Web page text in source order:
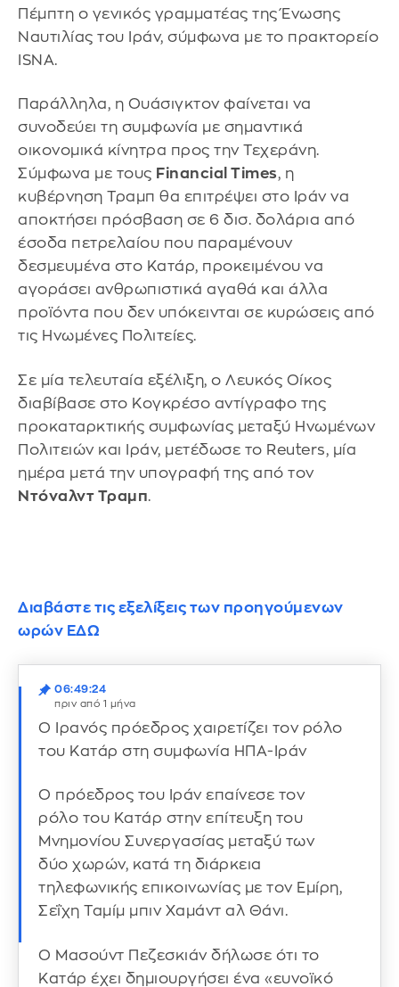
Πέμπτη ο γενικός γραμματέας της Ένωσης
Ναυτιλίας του Ιράν, σύμφωνα με το πρακτορείο
ISNA.
Παράλληλα, η Ουάσιγκτον φαίνεται να
συνοδεύει τη συμφωνία με σημαντικά
οικονομικά κίνητρα προς την Τεχεράνη.
Σύμφωνα με τους Financial Times, η
κυβέρνηση Τραμπ θα επιτρέψει στο Ιράν να
αποκτήσει πρόσβαση σε 6 δισ. δολάρια από
έσοδα πετρελαίου που παραμένουν
δεσμευμένα στο Κατάρ, προκειμένου να
αγοράσει ανθρωπιστικά αγαθά και άλλα
προϊόντα που δεν υπόκεινται σε κυρώσεις από
τις Ηνωμένες Πολιτείες.
Σε μία τελευταία εξέλιξη, ο Λευκός Οίκος
διαβίβασε στο Κογκρέσο αντίγραφο της
προκαταρκτικής συμφωνίας μεταξύ Ηνωμένων
Πολιτειών και Ιράν, μετέδωσε το Reuters, μία
ημέρα μετά την υπογραφή της από τον
Ντόναλντ Τραμπ.
Διαβάστε τις εξελίξεις των προηγούμενων
ωρών ΕΔΩ
06:49:24
πριν από 1 μήνα
Ο Ιρανός πρόεδρος χαιρετίζει τον ρόλο
του Κατάρ στη συμφωνία ΗΠΑ-Ιράν
Ο πρόεδρος του Ιράν επαίνεσε τον
ρόλο του Κατάρ στην επίτευξη του
Μνημονίου Συνεργασίας μεταξύ των
δύο χωρών, κατά τη διάρκεια
τηλεφωνικής επικοινωνίας με τον Εμίρη,
Σεΐχη Ταμίμ μπιν Χαμάντ αλ Θάνι.
Ο Μασούντ Πεζεσκιάν δήλωσε ότι το
Κατάρ έχει δημιουργήσει ένα «ευνοϊκό